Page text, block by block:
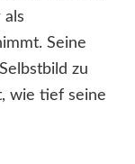
als
Seine
zu
wie tief seine